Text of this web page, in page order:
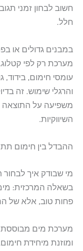
חשוב לבחון זמני
חלל.
במבנים גדולים או
מערכת רק לפי
עומסי חימום,
והרגלי שימוש. זה
משפיעה על התוצאה
השיווקיות.
ההבדל בין חימום
מי שבודק איך
בשאלה המרכזית:
פחות טוב, אלא של
מערכת מים
ומוזנת מיחידת